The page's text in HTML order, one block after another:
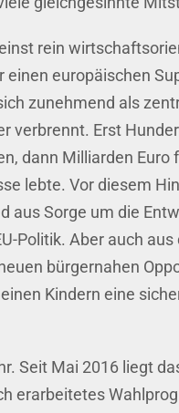
rein
einen europäischen
zunehmend als
verbrennt. Erst
dann Milliarden Euro
lebte. Vor diesem
aus Sorge um die
Politik. Aber auch
bürgernahen
Kindern eine
Seit Mai 2016 liegt
erarbeitetes